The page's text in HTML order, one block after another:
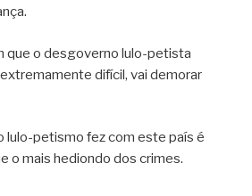
que o desgoverno lulo-petista
difícil, vai demorar
lulo-petismo fez com este país é
o mais hediondo dos crimes.